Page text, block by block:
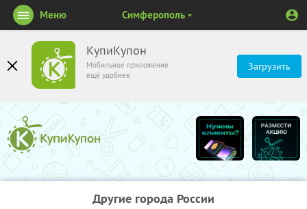
КупиКупон
Мобильное приложение
ещё удобнее
Загрузить
Меню Симферополь
Другие города России